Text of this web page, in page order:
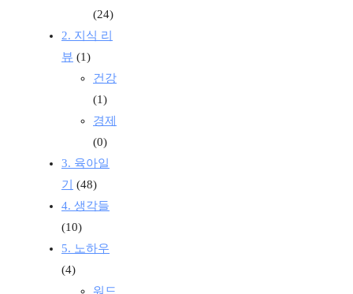
(24)
2. 지식 리
뷰 (1)
건강
(1)
경제
(0)
3. 육아일
기
(48)
4. 생각들
(10)
5. 노하우
(4)
워드